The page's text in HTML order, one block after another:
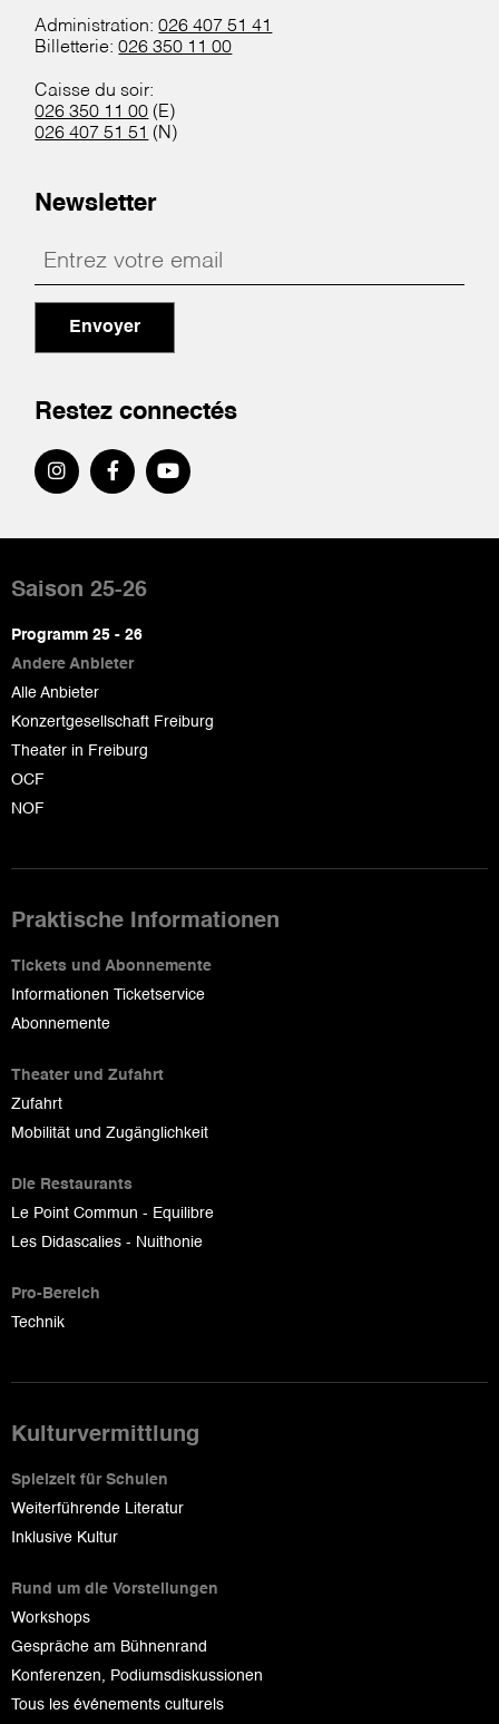
Administration:026 407 51 41
Billetterie:026 350 11 00
Caisse du soir:
026 350 11 00 (E)
026 407 51 51 (N)
Newsletter
Envoyer
Restez connectés
de
page
Saison 25-26
Programm 25 - 26
Andere Anbieter
Alle Anbieter
Konzertgesellschaft Freiburg
Theater in Freiburg
OCF
NOF
Praktische Informationen
Tickets und Abonnemente
Informationen Ticketservice
Abonnemente
Theater und Zufahrt
Zufahrt
Mobilität und Zugänglichkeit
Die Restaurants
Le Point Commun - Equilibre
Les Didascalies - Nuithonie
Pro-Bereich
Technik
Kulturvermittlung
Spielzeit für Schulen
Weiterführende Literatur
Inklusive Kultur
Rund um die Vorstellungen
Workshops
Gespräche am Bühnenrand
Konferenzen, Podiumsdiskussionen
Tous les événements culturels